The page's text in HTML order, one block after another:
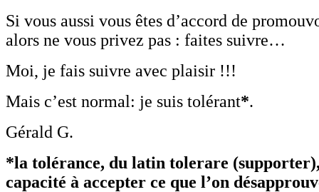
Si vous aussi vous êtes d’accord de
alors ne vous privez pas : faites suivre…
Moi, je fais suivre avec plaisir !!!
Mais c’est normal: je suis tolérant*.
Gérald G.
*la tolérance, du latin tolerare
capacité à accepter ce que l’on